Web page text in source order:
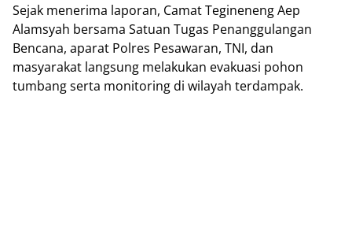
Sejak menerima laporan, Camat Tegineneng Aep
Alamsyah bersama Satuan Tugas Penanggulangan
Bencana, aparat Polres Pesawaran, TNI, dan
masyarakat langsung melakukan evakuasi pohon
tumbang serta monitoring di wilayah terdampak.